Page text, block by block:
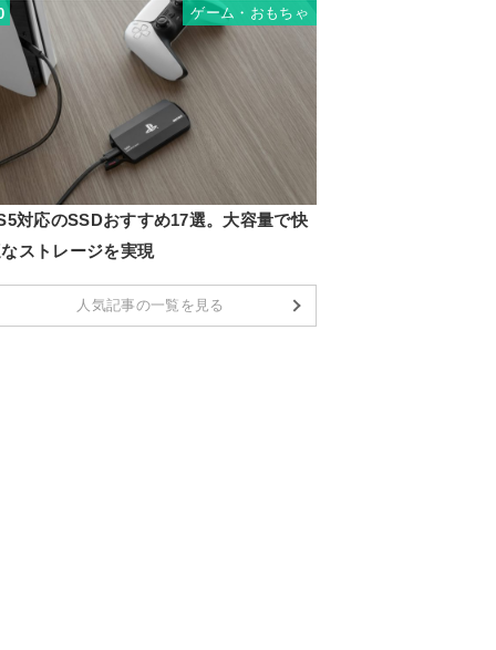
ゲーム・おもちゃ
対応のSSDおすすめ17選。大容量で快
ストレージを実現
人気記事の一覧を見る